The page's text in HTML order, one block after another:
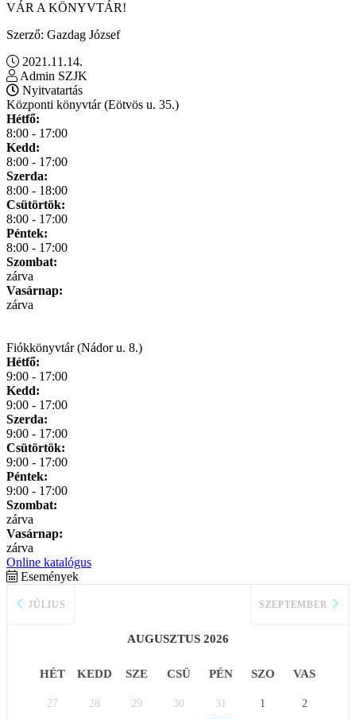
VÁR A KÖNYVTÁR!
Szerző: Gazdag József
2021.11.14.
Admin SZJK
Nyitvatartás
Központi könyvtár (Eötvös u. 35.)
Hétfő:
8:00 - 17:00
Kedd:
8:00 - 17:00
Szerda:
8:00 - 18:00
Csütörtök:
8:00 - 17:00
Péntek:
8:00 - 17:00
Szombat:
zárva
Vasárnap:
zárva
Fiókkönyvtár (Nádor u. 8.)
Hétfő:
9:00 - 17:00
Kedd:
9:00 - 17:00
Szerda:
9:00 - 17:00
Csütörtök:
9:00 - 17:00
Péntek:
9:00 - 17:00
Szombat:
zárva
Vasárnap:
zárva
Online katalógus
Események
JÚLIUS
AUGUSZTUS 2026
SZEPTEMBER
HÉT KEDD SZE CSÜ PÉN SZO VAS
27 28 29 30 31 1 2